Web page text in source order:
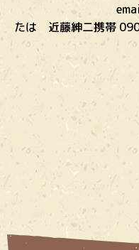
email
たは 近藤紳二携帯